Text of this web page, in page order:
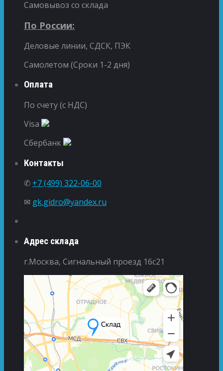
Самовывоз со склада
По России:
Деловые линии, СДСК, ПЭК
Самолетом (Сроки 1-2 дня)
Оплата
По счету (с НДС)
Visa
Сбербанк
Контакты
✆ +7 (499) 322-06-00
✉ gk.gidro@yandex.ru
Адрес склада
г.Москва, Сигнальный проезд 16с21